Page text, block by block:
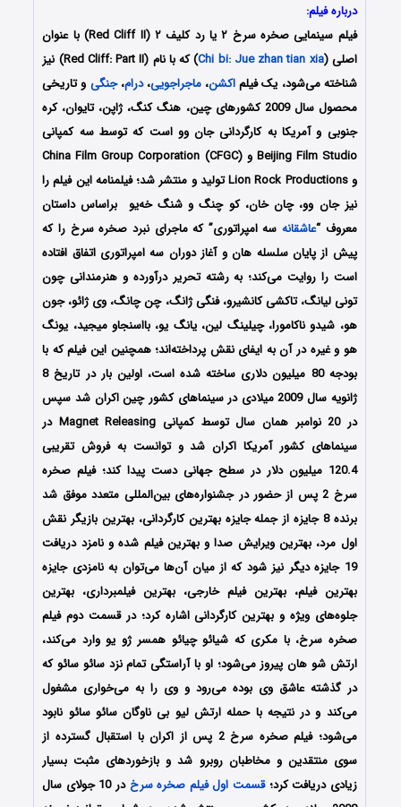
درباره فیلم:
فیلم سینمایی صخره سرخ ۲ یا رد کلیف ۲ (Red Cliff II) با عنوان
اصلی (Chi bi: Jue zhan tian xia
) که با نام (Red Cliff: Part II) نیز
شناخته می‌شود، یک فیلماکشن،ماجراجویی،درام،جنگی و تاریخی
محصول سال 2009 کشورهای چین، هنگ کنگ، ژاپن، تایوان، کره
جنوبی و آمریکا به کارگردانی جان وو است که توسط سه کمپانی
Beijing Film Studio و China Film Group Corporation (CFGC)
و Lion Rock Productions تولید و منتشر شد؛ فیلمنامه این فیلم را
نیز جان وو، چان خان، کو چنگ و شنگ خه‌یو براساس داستان
معروف “عاشقانهسه امپراتوری” که ماجرای نبرد صخره سرخ را که
پیش از پایان سلسله هان و آغاز دوران سه امپراتوری اتفاق افتاده‌
است را روایت می‌کند؛ به رشته تحریر درآورده و هنرمندانی چون
تونی لیانگ، تاکشی کانشیرو، فنگی ژانگ، چن چانگ، وی ژائو، جون
هو، شیدو ناکامورا، چیلینگ لین، یانگ یو، بااسنجاو میجید، یونگ
هو و غیره در آن به ایفای نقش پرداخته‌اند؛ همچنین این فیلم که با
بودجه 80 میلیون دلاری ساخته شده است، اولین بار در تاریخ 8
ژانویه سال 2009 میلادی در سینماهای کشور چین اکران شد سپس
در 20 نوامبر همان سال توسط کمپانی Magnet Releasing در
سینماهای کشور آمریکا اکران شد و توانست به فروش تقریبی
120.4 میلیون دلار در سطح جهانی دست پیدا کند؛ فیلم صخره
سرخ 2 پس از حضور در جشنواره‌‌های بین‌المللی متعدد موفق شد
برنده 8 جایزه از جمله جایزه بهترین کارگردانی، بهترین بازیگر نقش
اول مرد، بهترین ویرایش صدا و بهترین فیلم شده و نامزد دریافت
19 جایزه دیگر نیز شود که از میان آن‌ها می‌توان به نامزدی جایزه
بهترین فیلم، بهترین فیلم خارجی، بهترین فیلمبرداری، بهترین
جلوه‌های ویژه و بهترین کارگردانی اشاره کرد؛ در قسمت دوم فیلم
صخره سرخ، با مکری که شیائو چیائو همسر ژو یو وارد می‌کند،
ارتش شو هان پیروز می‌شود؛ او با آراستگی تمام نزد سائو سائو که
در گذشته عاشق وی بوده می‌رود و وی را به می‌خواری مشغول
می‌کند و در نتیجه با حمله ارتش لیو بی ناوگان سائو سائو نابود
می‌شود؛ فیلم صخره سرخ 2 پس از اکران با استقبال گسترده از
سوی منتقدین و مخاطبان روبرو شد و بازخوردهای مثبت بسیار
زیادی دریافت کرد؛قسمت اول فیلم صخره سرخ
در 10 جولای سال